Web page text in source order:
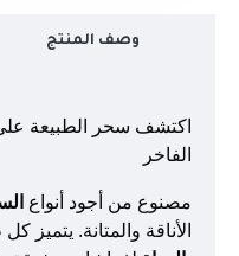
وصف المنتج
اكتشف سحر الطبيعة
الفاخر
مصنوع من أجود أنواع
الأناقة والمتانة. يتميز